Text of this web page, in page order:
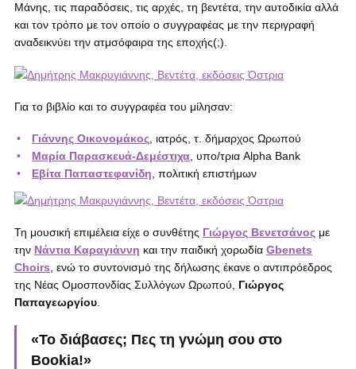
Μάνης, τις παραδόσεις, τις αρχές, τη βεντέτα, την αυτοδικία αλλά
και τον τρόπο με τον οποίο ο συγγραφέας με την περιγραφή
αναδεικνύει την ατμσόφαιρα της εποχής(;).
Για το βιβλίο και το συγγραφέα του μίλησαν:
Γιάννης Οικονομάκος, ιατρός, τ. δήμαρχος Ωρωπού
Μαρία Παρασκευά-Δεμέστιχα, υπο/τρια Alpha Bank
Εβίτα Παπαστεφανίδη, πολιτική επιστήμων
Τη μουσική επιμέλεια είχε ο συνθέτης Γιώργος Βενετσάνος με
την Νάντια Καραγιάννη και την παιδική χορωδία Gbenets
Choirs , ενώ το συντονισμό της δήλωσης έκανε ο αντιπρόεδρος
της Νέας Ομοσπονδίας Συλλόγων Ωρωπού, Γιώργος
Παπαγεωργίου
«Το διάβασες; Πες τη γνώμη σου στο
Bookia!»